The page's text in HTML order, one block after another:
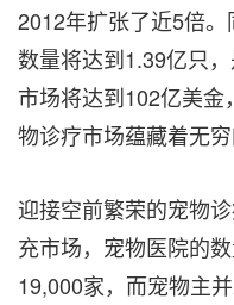
2012年扩张了近5倍
数量将达到1.39亿只
市场将达到102亿美
物诊疗市场蕴藏着无穷
迎接空前繁荣的宠物
充市场，宠物医院的
19,000家，而宠物主